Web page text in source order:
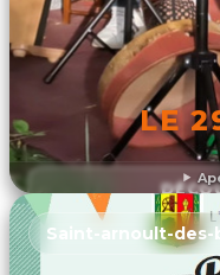
LE
Saint-arnoult-des-